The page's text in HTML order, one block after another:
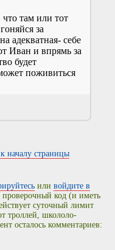
там или тот
за
адекватная- себе
Иван и впрямь за
будет
поживиться
началу страницы
иливойдите в
код (и иметь
суточный лимит
троллей, школоло-
осталось комментариев: